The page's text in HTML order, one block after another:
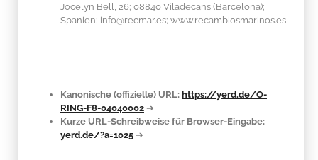
Jocelyn Bell, 26; 08840 Viladecans (Barcelona);
Spanien; info@recmar.es; www.recambiosmarinos.es
Kanonische (offizielle) URL: https://yerd.de/O-
RING-F8-04040002 ➔
Kurze URL-Schreibweise für Browser-Eingabe:
yerd.de/?a=1025 ➔